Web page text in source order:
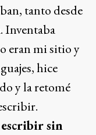
tanto desde
Inventaba
eran mi sitio y
hice
y la retomé
escribir sin